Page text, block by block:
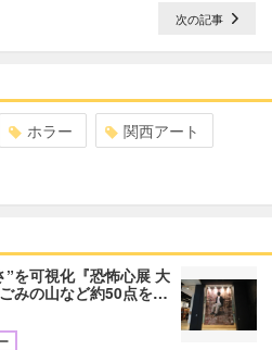
次の記事
ホラー 関西アート
”を可視化『恐怖心展 大
みの山など約50点を…